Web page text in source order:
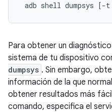
adb shell dumpsys [-t
Para obtener un
sistema de tu dispositivo
dumpsys . Sin embargo,
información de la que
obtener resultados más
comando, especifica el